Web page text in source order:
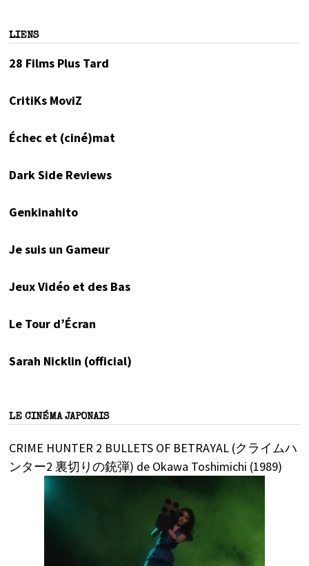
LIENS
28 Films Plus Tard
CritiKs MoviZ
Échec et (ciné)mat
Dark Side Reviews
Genkinahito
Je suis un Gameur
Jeux Vidéo et des Bas
Le Tour d’Écran
Sarah Nicklin (official)
LE CINÉMA JAPONAIS
CRIME HUNTER 2 BULLETS OF BETRAYAL (クライムハ
ンター2 裏切りの銃弾) de Okawa Toshimichi (1989)